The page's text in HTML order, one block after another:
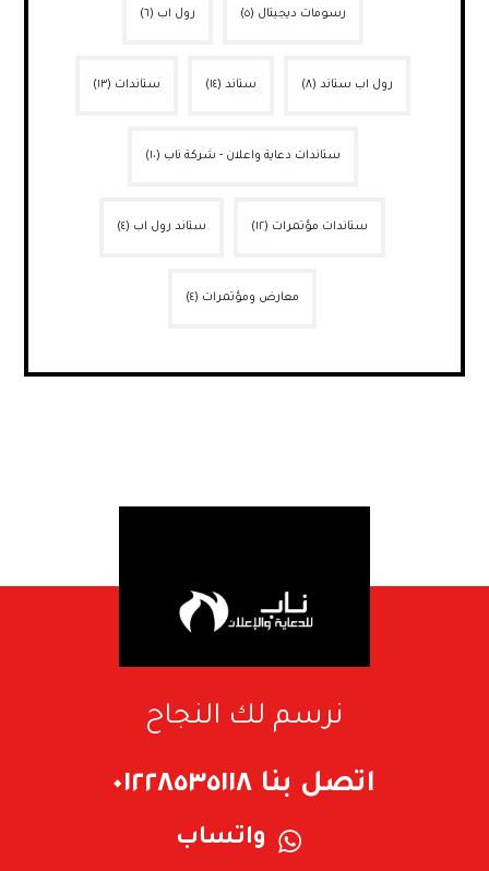
رسومات ديجيتال (٥) رول اب (٦)
رول اب ستاند (٨) ستاند (١٤) ستاندات (١٣)
ستاندات دعاية واعلان - شركة ناب (١٠)
ستاندات مؤتمرات (١٢) ستاند رول اب (٤)
معارض ومؤتمرات (٤)
نرسم لك النجاح
اتصل بنا ٠١٢٢٨٥٣٥١١٨
واتساب